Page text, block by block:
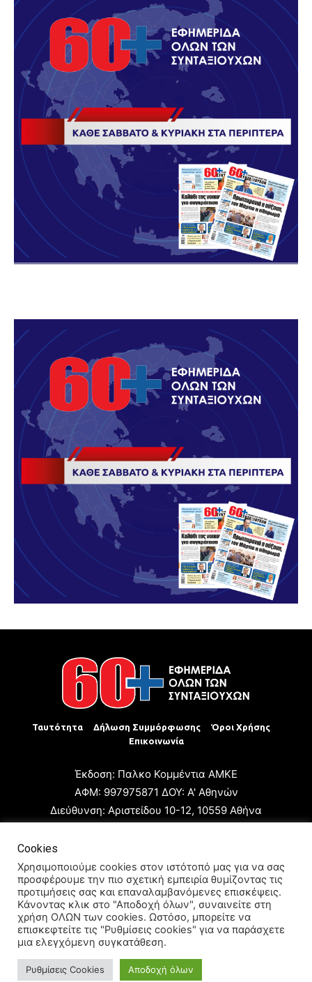
Ταυτότητα Δήλωση Συμμόρφωσης
Όροι Χρήσης
Επικοινωνία
Έκδοση: Παλκο Κομμέντια ΑΜΚΕ
ΑΦΜ: 997975871 ΔΟΥ: Α' Αθηνών
Διεύθυνση: Αριστείδου 10-12, 10559 Αθήνα
Ιδιοκτήτης: Παλκο Κομμέντια ΑΜΚΕ
Διευθυντής: Ιωάννης Παπαγεωργίου
Διευθυντής Σύνταξης: Μαρία Καραολάνη
Διαχειριστής και Δικαιούχος ονόματος τομέα: Ιωάννης
Παπαγεωργίου
Cookies
Χρησιμοποιούμε cookies στον ιστότοπό μας για να σας
προσφέρουμε την πιο σχετική εμπειρία θυμίζοντας τις
προτιμήσεις σας και επαναλαμβανόμενες επισκέψεις.
Κάνοντας κλικ στο "Αποδοχή όλων", συναινείτε στη
χρήση ΟΛΩΝ των cookies. Ωστόσο, μπορείτε να
επισκεφτείτε τις "Ρυθμίσεις cookies" για να παράσχετε
μια ελεγχόμενη συγκατάθεση.
Ρυθμίσεις Cookies Αποδοχή όλων